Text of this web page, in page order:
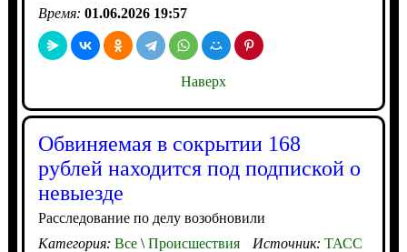
Время: 01.06.2026 19:57
Наверх
Обвиняемая в сокрытии 168
рублей находится под подпиской о
невыезде
Расследование по делу возобновили
Категория: Все\Происшествия Источник: ТАСС